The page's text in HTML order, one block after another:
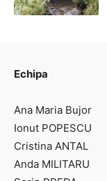
Echipa
Ana Maria Bujor
Ionut POPESCU
Cristina ANTAL
Anda MILITARU